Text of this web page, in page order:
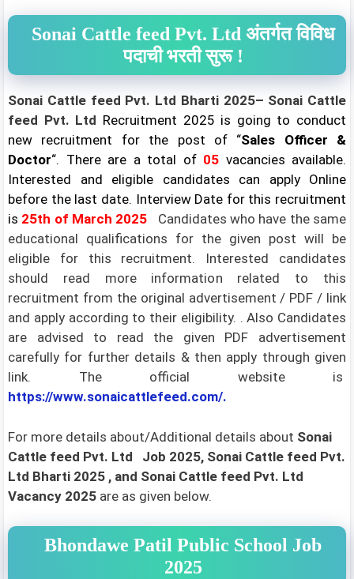
Sonai Cattle feed Pvt. Ltd अंतर्गत विविध
पदाची भरती सुरू !
Sonai Cattle feed Pvt. Ltd Bharti 2025– Sonai Cattle
feed Pvt. Ltd Recruitment 2025 is going to conduct
new recruitment for the post of “Sales Officer &
Doctor“. There are a total of 05 vacancies available.
Interested and eligible candidates can apply Online
before the last date. Interview Date for this recruitment
is 25th of March 2025
Candidates who have the same
educational qualifications for the given post will be
eligible for this recruitment. Interested candidates
should read more information related to this
recruitment from the original advertisement / PDF / link
and apply according to their eligibility. . Also Candidates
are advised to read the given PDF advertisement
carefully for further details & then apply through given
link. The official website is
https://www.sonaicattlefeed.com/.
For more details about/Additional details about Sonai
Cattle feed Pvt. Ltd
Job 2025, Sonai Cattle feed Pvt.
Ltd Bharti 2025 , and Sonai Cattle feed Pvt. Ltd
Vacancy 2025 are as given below.
Bhondawe Patil Public School Job
2025